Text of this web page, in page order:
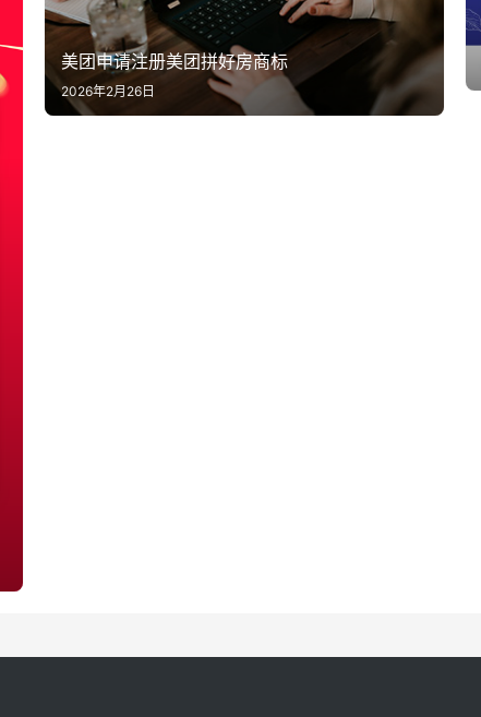
美团申请注册美团拼好房商标
2026年2月26日